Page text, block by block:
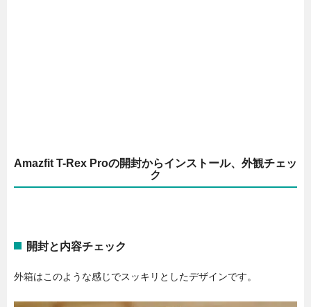
Amazfit T-Rex Proの開封からインストール、外観チェッ
ク
開封と内容チェック
外箱はこのような感じでスッキリとしたデザインです。